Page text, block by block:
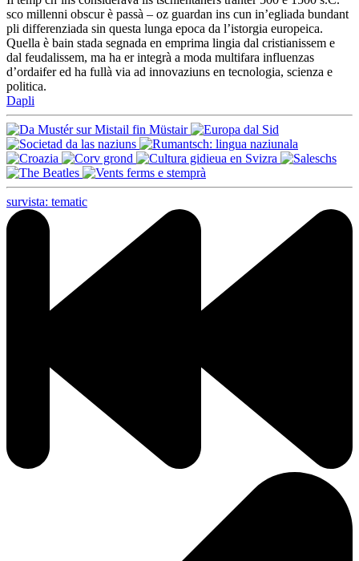
sco millenni obscur è passà – oz guardan ins cun in’egliada bundant
pli differenziada sin questa lunga epoca da l’istorgia europeica.
Quella è bain stada segnada en emprima lingia dal cristianissem e
dal feudalissem, ma ha er integrà a moda multifara influenzas
d’ordaifer ed ha fullà via ad innovaziuns en tecnologia, scienza e
politica.
Dapli
survista: tematic